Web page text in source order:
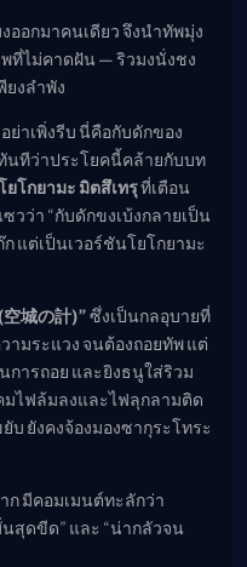
ออกมาคนเดียว จึงนำทัพมุ่ง
ที่ไม่คาดฝัน — ริวมงนั่งชง
งลำพัง
ย่าเพิ่งรีบ นี่คือกับดักของ
นทีว่าประโยคนี้คล้ายกับบท
ยโกยามะ มิตสึเทรุที่เตือน
วว่า “กับดักขงเบ้งกลายเป็น
แต่เป็นเวอร์ชันโยโกยามะ
城の計)”ซึ่งเป็นกลอุบายที่
ามระแวง จนต้องถอยทัพ แต่
ารถอย และยิงธนูใส่ริวม
มไฟล้มลงและไฟลุกลามติด
ยังคงจ้องมองซากุระโทระ
ก มีคอมเมนต์ทะลักว่า
สุดขีด” และ “น่ากลัวจน